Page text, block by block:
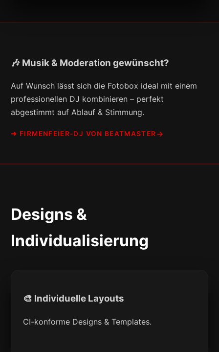
🎶 Musik & Moderation gewünscht?
Auf Wunsch lässt sich die Fotobox ideal mit einem
professionellen DJ kombinieren – perfekt
abgestimmt auf Ablauf & Stimmung.
➜ FIRMENFEIER-DJ VON BEATMASTER
Designs &
Individualisierung
🎨 Individuelle Layouts
CI-konforme Designs & Templates.